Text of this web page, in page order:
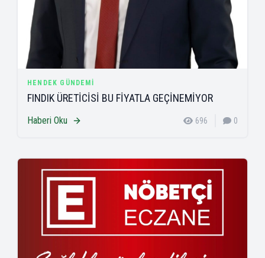
HENDEK GÜNDEMI
FINDIK ÜRETİCİSİ BU FİYATLA GEÇİNEMİYOR
Haberi Oku 696 0